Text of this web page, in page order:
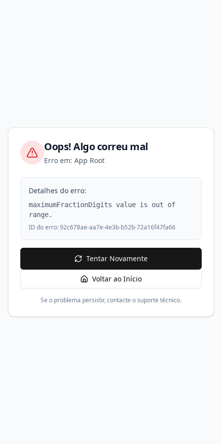
Oops! Algo correu mal
Erro em: App Root
Detalhes do erro:
maximumFractionDigits value is out of
range.
ID do erro:92c678ae-aa7e-4e3b-b52b-72a16f47fa66
Tentar Novamente
Voltar ao Início
Se o problema persistir, contacte o suporte técnico.